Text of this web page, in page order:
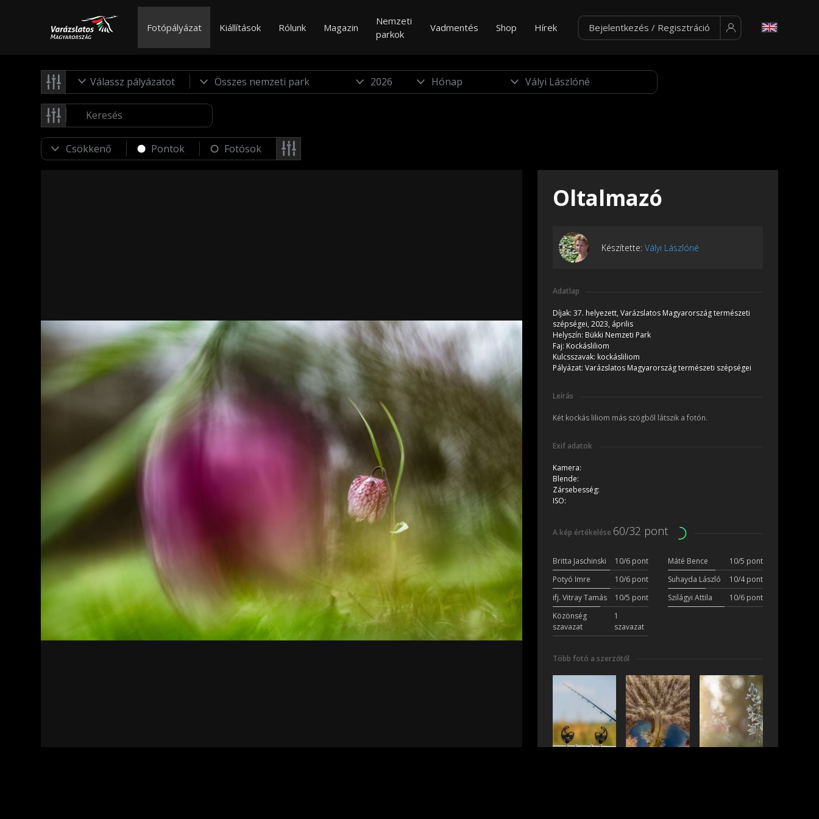
Fotópályázat Kiállítások Rólunk Magazin
Nemzeti
parkok
Vadmentés Shop Hírek Bejelentkezés / Regisztráció
Válassz pályázatot
Pontok Fotósok
Oltalmazó
Készítette: Vályi Lászlóné
Adatlap
Díjak: 37. helyezett, Varázslatos Magyarország természeti
szépségei, 2023, április
Helyszín: Bükki Nemzeti Park
Faj: Kockásliliom
Kulcsszavak: kockásliliom
Pályázat: Varázslatos Magyarország természeti szépségei
Leírás
Két kockás liliom más szögből látszik a fotón.
Exif adatok
Kamera:
Blende:
Zársebesség:
ISO:
A kép értékelése 60/32 pont
Britta Jaschinski 10/6 pont Máté Bence
10/5 pont
Potyó Imre
10/6 pont Suhayda László
10/4 pont
ifj. Vitray Tamás
10/5 pont Szilágyi Attila
10/6 pont
Közönség
szavazat
1
szavazat
Több fotó a szerzőtől